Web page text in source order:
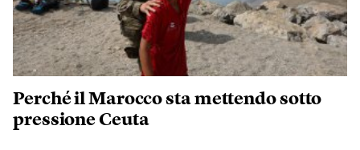
Perché il Marocco sta mettendo sotto
pressione Ceuta